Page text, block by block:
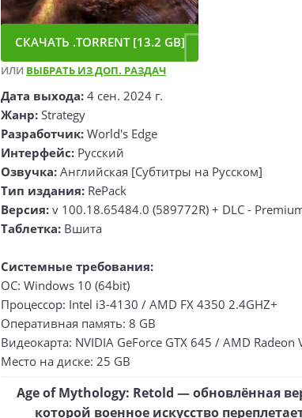
СКАЧАТЬ .TORRENT [13.2 GB]
ИЛИ ВЫБРАТЬ ИЗ ДОП. РАЗДАЧ
Дата выхода: 4 сен. 2024 г.
Жанр: Strategy
Разработчик: World's Edge
Интерфейс: Русский
Озвучка: Английская [Субтитры на Русском]
Тип издания: RePack
Версия: v 100.18.65484.0 (589772R) + DLC -
Таблетка: Вшита
Системные требования:
ОС: Windows 10 (64bit)
Процессор: Intel i3-4130 / AMD FX 4350 2.4GHZ+
Оперативная память: 8 GB
Видеокарта: NVIDIA GeForce GTX 645 / AMD
Место на диске: 25 GB
Age of Mythology: Retold — обновлённая
которой военное искусство